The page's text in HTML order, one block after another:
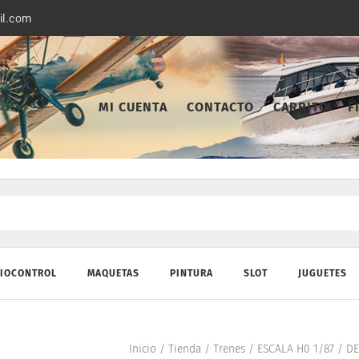
MI CUENTA CONTACTO CARRITO
MAQUETAS PINTURA SLOT JUGUETES
Inicio / Tienda/ Trenes/ ESCALA H0 1/87/